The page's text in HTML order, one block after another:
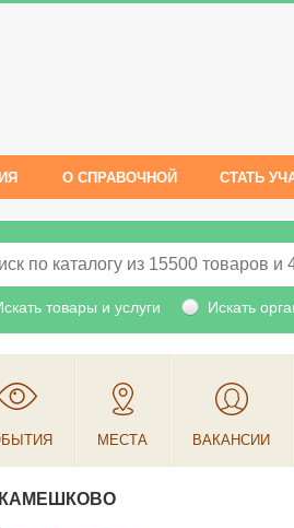
О СПРАВОЧНОЙ СТАТЬ
товары и услуги Искать
МЕСТА ВАКАНСИИ